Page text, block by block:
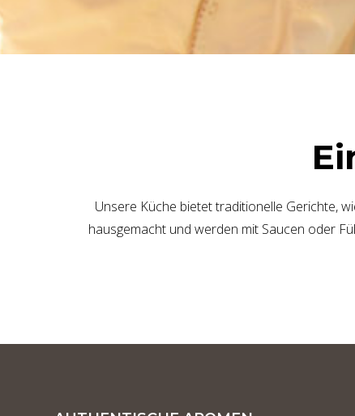
Unsere Küche bietet traditionelle Gerichte,
hausgemacht und werden mit Saucen oder